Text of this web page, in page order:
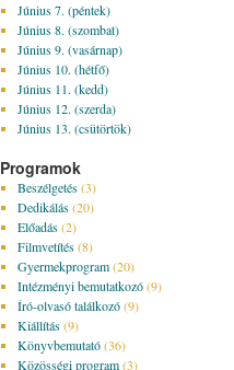
Június 7. (péntek)
Június 8. (szombat)
Június 9. (vasárnap)
Június 10. (hétfő)
Június 11. (kedd)
Június 12. (szerda)
Június 13. (csütörtök)
Programok
Beszélgetés(3)
Dedikálás(20)
Előadás(2)
Filmvetítés(8)
Gyermekprogram(20)
Intézményi bemutatkozó(9)
Író-olvasó találkozó(9)
Kiállítás(9)
Könyvbemutató(36)
Közösségi program(3)